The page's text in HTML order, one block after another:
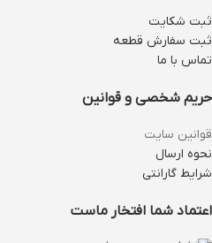
ثبت شکایت
ثبت سفارش قطعه
تماس با ما
حریم شخصی و قوانین
قوانین سایت
نحوه ارسال
شرایط گارانتی
اعتماد شما افتخار ماست